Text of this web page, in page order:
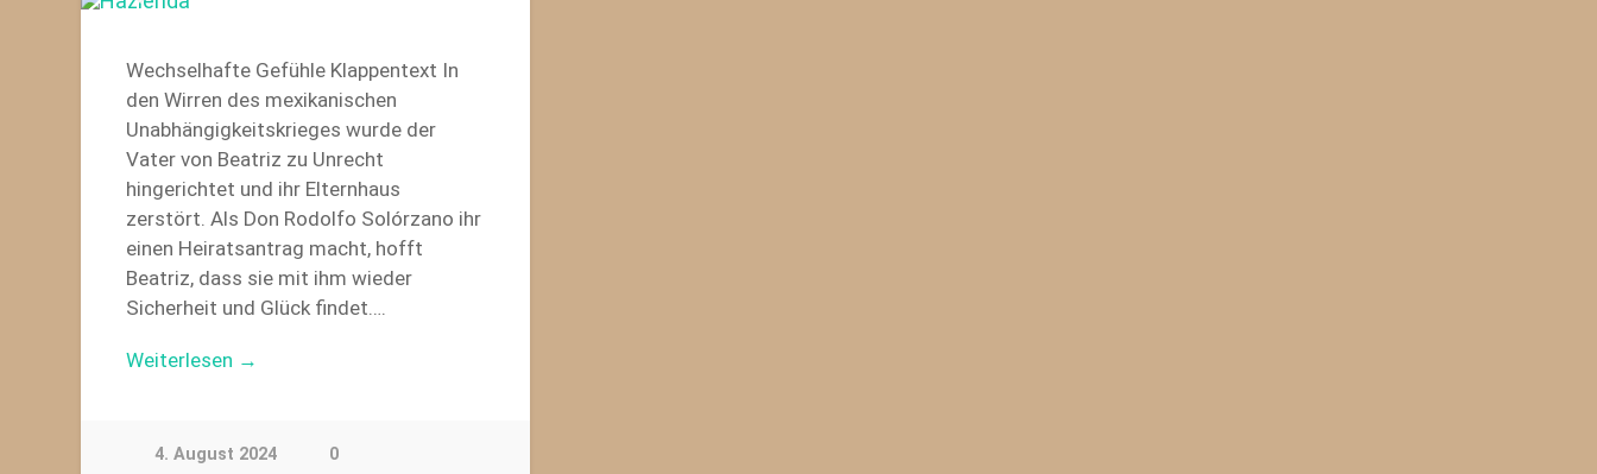
Wechselhafte Gefühle Klappentext In
den Wirren des mexikanischen
Unabhängigkeitskrieges wurde der
Vater von Beatriz zu Unrecht
hingerichtet und ihr Elternhaus
zerstört. Als Don Rodolfo Solórzano ihr
einen Heiratsantrag macht, hofft
Beatriz, dass sie mit ihm wieder
Sicherheit und Glück findet….
Weiterlesen →
4. August 2024 0